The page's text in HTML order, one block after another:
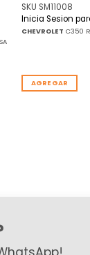
SKU SM11008
Inicia Sesion
CHEVROLET C350
AGREGAR